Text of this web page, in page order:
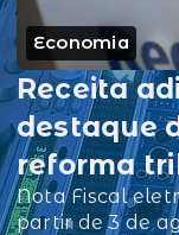
Economia
Receita
destaque
reforma
Nota Fiscal
partir de 3 de